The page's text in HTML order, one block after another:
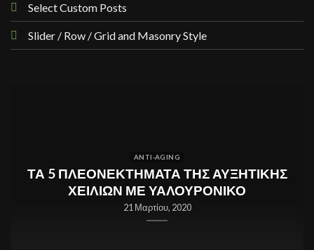
Select Custom Posts
Slider / Row / Grid and Masonry Style
ANTI-AGING
ΤΑ 5 ΠΛΕΟΝΕΚΤΗΜΑΤΑ ΤΗΣ ΑΥΞΗΤΙΚΗΣ
ΧΕΙΛΙΩΝ ΜΕ ΥΑΛΟΥΡΟΝΙΚΟ
21 Μαρτίου, 2020